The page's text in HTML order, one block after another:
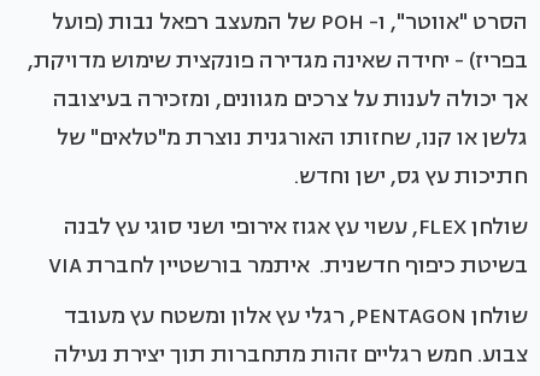
הסרט "אווטר", ו- POH של המעצב רפאל נבות (פועל
בפריז) - יחידה שאינה מגדירה פונקצית שימוש מדויקת,
אך יכולה לענות על צרכים מגוונים, ומזכירה בעיצובה
גלשן או קנו, שחזותו האורגנית נוצרת מ"טלאים" של
חתיכות עץ גס, ישן וחדש.
שולחן FLEX, עשוי עץ אגוז אירופי ושני סוגי עץ לבנה
בשיטת כיפוף חדשנית. איתמר בורשטיין לחברת VIA
שולחן PENTAGON, רגלי עץ אלון ומשטח עץ מעובד
צבוע. חמש רגליים זהות מתחברות תוך יצירת נעילה